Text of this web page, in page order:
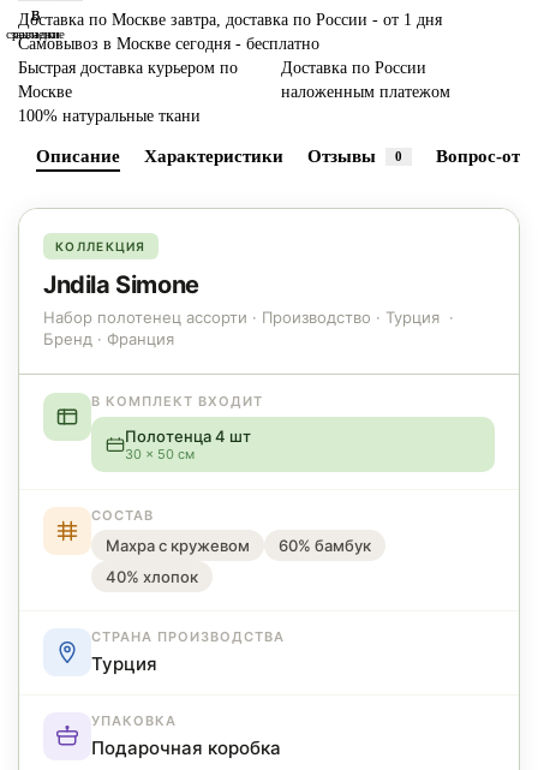
В
закладки
В
сравнение
Доставка по Москве завтра, доставка по России - от 1 дня
Самовывоз в Москве сегодня - бесплатно
Быстрая доставка курьером по
Москве
Доставка по России
наложенным платежом
100% натуральные ткани
Описание Характеристики Отзывы 0 Вопрос-
КОЛЛЕКЦИЯ
Jndila Simone
Набор полотенец ассорти · Производство · Турция ·
Бренд · Франция
В КОМПЛЕКТ ВХОДИТ
Полотенца 4 шт
30 × 50 см
СОСТАВ
Махра с кружевом
60% бамбук
40% хлопок
СТРАНА ПРОИЗВОДСТВА
Турция
УПАКОВКА
Подарочная коробка